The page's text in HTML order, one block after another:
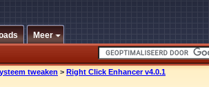
Meer
tweaken > Right Click Enhancer v4.0.1